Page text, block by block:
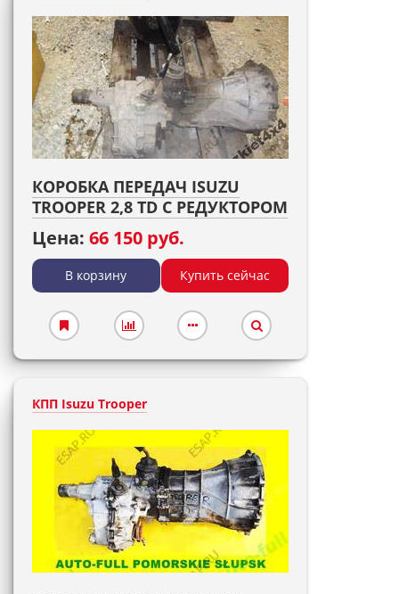
КОРОБКА ПЕРЕДАЧ ISUZU
TROOPER 2,8 TD С РЕДУКТОРОМ
Цена: 66 150 руб.
В корзину Купить сейчас
КПП Isuzu Trooper